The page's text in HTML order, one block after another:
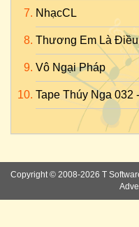
NhạcCL
Thương Em Là
Vô Ngại Pháp
Tape Thúy Nga 032
Copyright © 2008-2026 T